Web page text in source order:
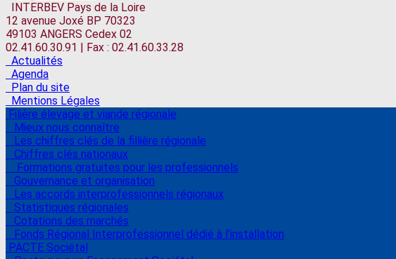
INTERBEV Pays de la Loire
12 avenue Joxé BP 70323
49103 ANGERS Cedex 02
02.41.60.30.91 | Fax : 02.41.60.33.28
Actualités
Agenda
Plan du site
Mentions Légales
Filière élevage et viande régionale
Mieux nous connaître
Les chiffres clés de la fillière régionale
Chiffres clés nationaux
Formations gratuites pour les professionnels
Gouvernance et organisation
Les accords interprofessionnels régionaux
Statistiques régionales
Cotations des marchés
Fonds Régional Interprofessionnel dédié à l'installation
PACTE Sociétal